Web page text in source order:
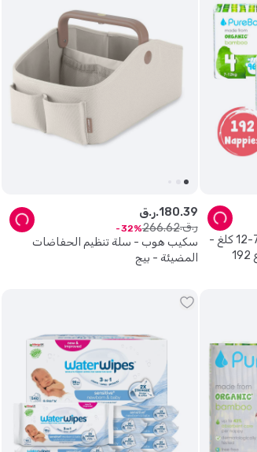
بيور بورن - حفاضات حجم 4 - 7-12 كلغ -
96 حفاض - 2 عبوات -بمجموع 192
سكيب هوب - سلة تنظيم الحفاضات
المضيئة - بيج
ر.ق.180.39
ر.ق.
266.62
32